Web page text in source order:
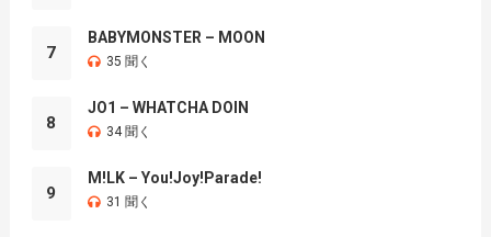
7
BABYMONSTER – MOON
35 聞く
8
JO1 – WHATCHA DOIN
34 聞く
9
M!LK – You!Joy!Parade!
31 聞く